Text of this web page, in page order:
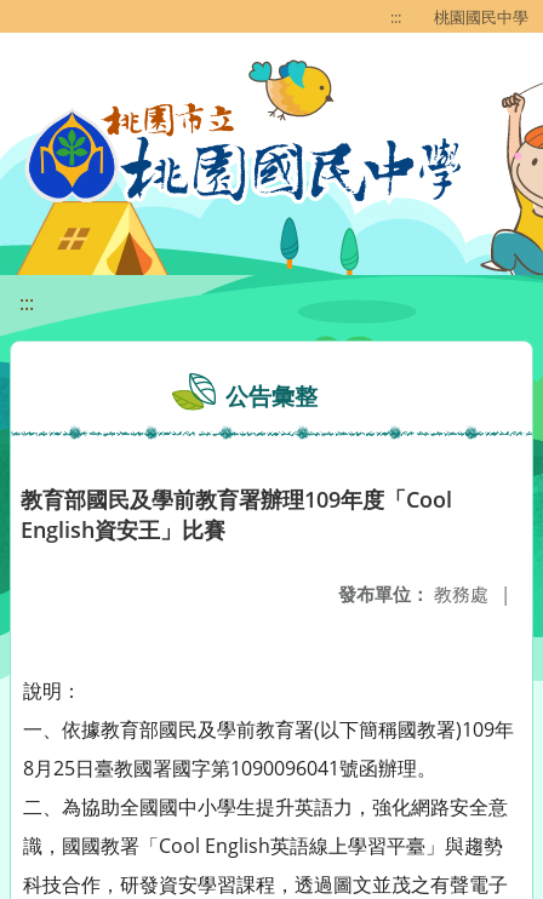
::: 桃園國民中學
:::
公告彙整
教育部國民及學前教育署辦理109年度「Cool
English資安王」比賽
發布單位： 教務處 |
說明：
一、依據教育部國民及學前教育署(以下簡稱國教署)109年
8月25日臺教國署國字第1090096041號函辦理。
二、為協助全國國中小學生提升英語力，強化網路安全意
識，國國教署「Cool English英語線上學習平臺」與趨勢
科技合作，研發資安學習課程，透過圖文並茂之有聲電子